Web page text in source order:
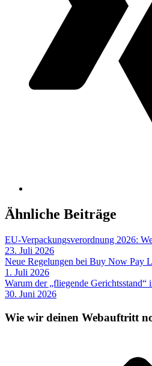
Ähnliche Beiträge
EU-Verpackungsverordnung 2026:
23. Juli 2026
Neue Regelungen bei Buy Now Pay
1. Juli 2026
Warum der „fliegende Gerichtsstand“
30. Juni 2026
Wie wir deinen Webauftritt